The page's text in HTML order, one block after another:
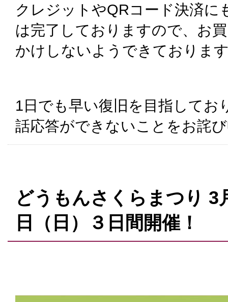
クレジットやQRコード決済に
は完了しておりますので、お
かけしないようできておりま
1日でも早い復旧を目指してお
話応答ができないことをお詫
どうもんさくらまつり 3
日（日）３日間開催！